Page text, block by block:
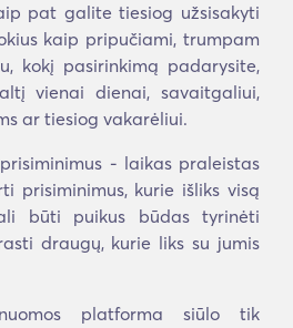
pat galite tiesiog užsisakyti
kaip pripučiami, trumpam
kokį pasirinkimą padarysite,
vienai dienai, savaitgaliui,
ar tiesiog vakarėliui.
- laikas praleistas
prisiminimus, kurie išliks visą
būti puikus būdas tyrinėti
draugų, kurie liks su jumis
platforma siūlo tik